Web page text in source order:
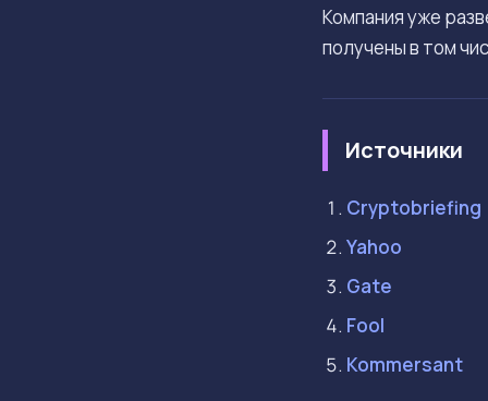
Компания уже
получены в том
Источники
Cryptobriefing
Yahoo
Gate
Fool
Kommersant